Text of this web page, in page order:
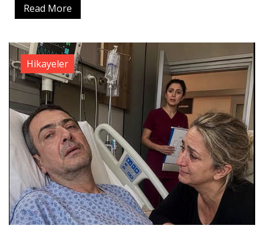
Read More
Hikayeler